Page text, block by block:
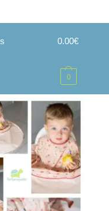
0.00€
0